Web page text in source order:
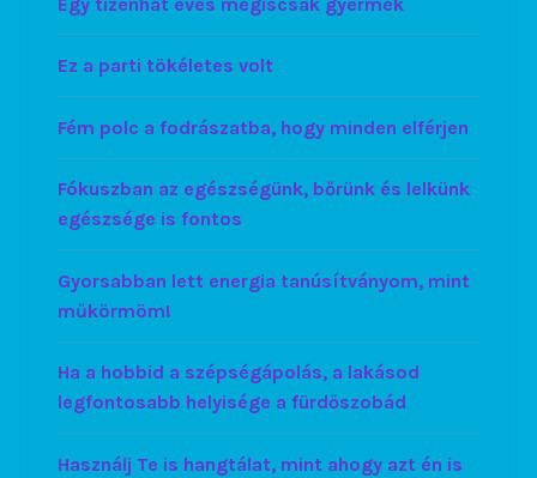
Ez a parti tökéletes volt
Fém polc a fodrászatba, hogy minden elférjen
Fókuszban az egészségünk, bőrünk és lelkünk
egészsége is fontos
Gyorsabban lett energia tanúsítványom, mint
műkörmöm!
Ha a hobbid a szépségápolás, a lakásod
legfontosabb helyisége a fürdőszobád
Használj Te is hangtálat, mint ahogy azt én is